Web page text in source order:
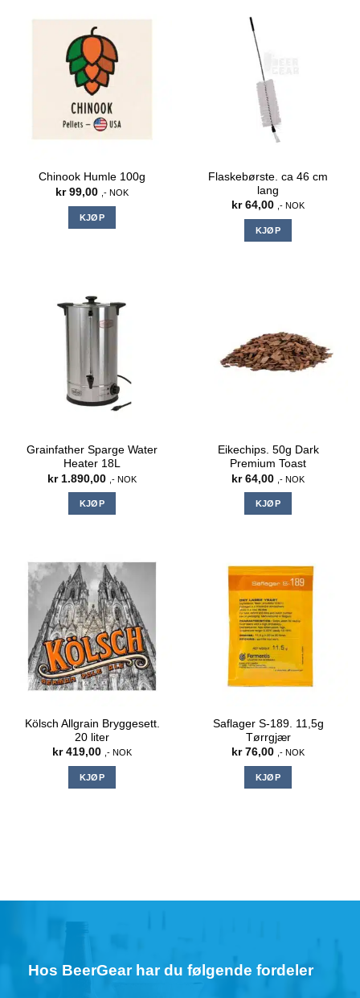
Chinook Humle 100g
kr99,00 ,- NOK
KJØP
Flaskebørste. ca 46 cm
lang
kr64,00 ,- NOK
KJØP
Grainfather Sparge Water
Heater 18L
kr1.890,00 ,- NOK
KJØP
Eikechips. 50g Dark
Premium Toast
kr64,00 ,- NOK
KJØP
Kölsch Allgrain Bryggesett.
20 liter
kr419,00 ,- NOK
KJØP
Saflager S-189. 11,5g
Tørrgjær
kr76,00 ,- NOK
KJØP
Hos BeerGear har du følgende fordeler